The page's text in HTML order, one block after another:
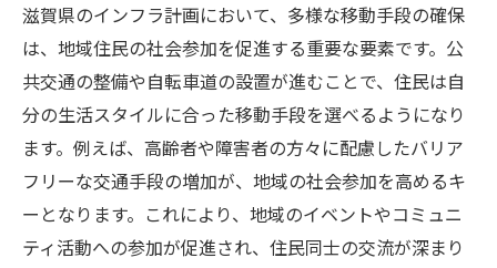
滋賀県のインフラ計画において、多様な移動手段の確保
は、地域住民の社会参加を促進する重要な要素です。公
共交通の整備や自転車道の設置が進むことで、住民は自
分の生活スタイルに合った移動手段を選べるようになり
ます。例えば、高齢者や障害者の方々に配慮したバリア
フリーな交通手段の増加が、地域の社会参加を高めるキ
ーとなります。これにより、地域のイベントやコミュニ
ティ活動への参加が促進され、住民同士の交流が深まり